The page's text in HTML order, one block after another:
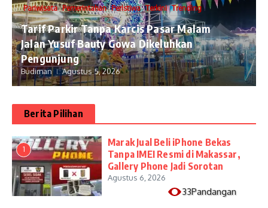
Pariwisata Pemerintahan Peristiwa Terkini Trending
Tarif Parkir Tanpa Karcis Pasar Malam
Jalan Yusuf Bauty Gowa Dikeluhkan
Pengunjung
Budiman Agustus 5, 2026
Berita Pilihan
1
​Marak Jual Beli iPhone Bekas
Tanpa IMEI Resmi di Makassar,
Gallery Phone Jadi Sorotan
Agustus 6, 2026
33Pandangan